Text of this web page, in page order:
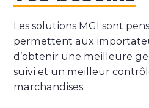
Les solutions MGI sont
permettent aux
d’obtenir une meilleure
suivi et un meilleur
marchandises.